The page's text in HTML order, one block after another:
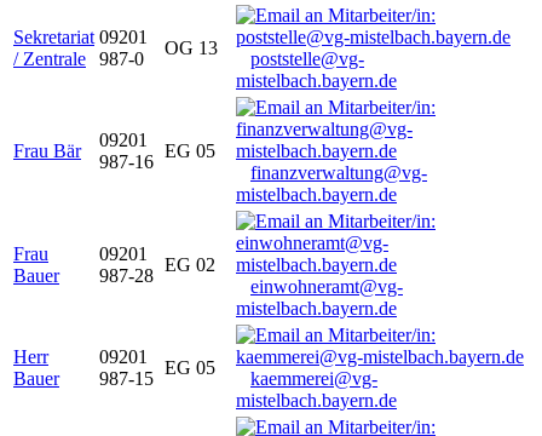
Sekretariat
/ Zentrale
09201
987-0
OG 13
poststelle@vg-
mistelbach.bayern.de
Frau Bär
09201
987-16
EG 05
finanzverwaltung@vg-
mistelbach.bayern.de
Frau
Bauer
09201
987-28
EG 02
einwohneramt@vg-
mistelbach.bayern.de
Herr
Bauer
09201
987-15
EG 05
kaemmerei@vg-
mistelbach.bayern.de